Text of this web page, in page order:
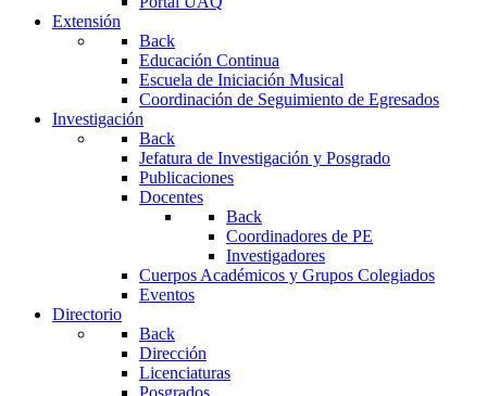
Extensión
Back
Educación Continua
Escuela de Iniciación Musical
Coordinación de Seguimiento de Egresados
Investigación
Back
Jefatura de Investigación y Posgrado
Publicaciones
Docentes
Back
Coordinadores de PE
Investigadores
Cuerpos Académicos y Grupos Colegiados
Eventos
Directorio
Back
Dirección
Licenciaturas
Posgrados